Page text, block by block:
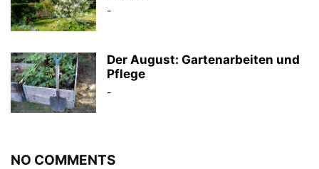
-
Der August: Gartenarbeiten und
Pflege
-
NO COMMENTS